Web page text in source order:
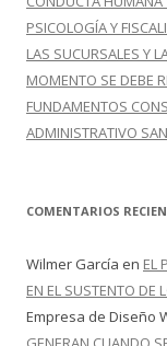
PSICOLOGÍA Y
LAS SUCURSALES Y
MOMENTO SE DEBE
FUNDAMENTOS
ADMINISTRATIVO
COMENTARIOS
Wilmer García en EL
EN EL SUSTENTO DE
Empresa de Diseño